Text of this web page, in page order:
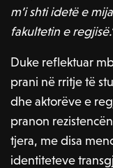
m’i shti idetë e
fakultetin e
Duke reflektuar
prani në rritje të
dhe aktorëve e
pranon
tjera, me disa
identiteteve